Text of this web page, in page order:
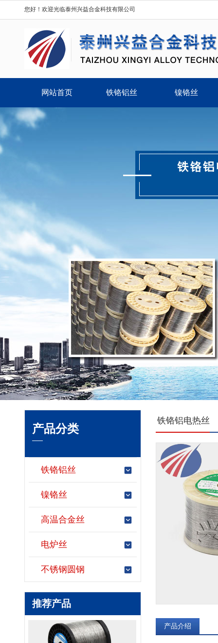
您好！欢迎光临泰州兴益合金科技有限公司
网站首页 铁铬铝丝 镍铬丝
产品分类
铁铬铝丝
镍铬丝
高温合金丝
电炉丝
不锈钢圆钢
推荐产品
铁铬铝电热丝
产品介绍